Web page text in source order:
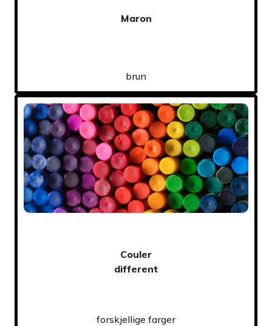
Maron
brun
Couler
different
forskjellige farger